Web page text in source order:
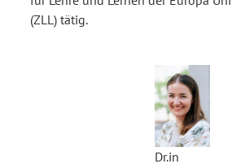
(ZLL) tätig.
Dr.in